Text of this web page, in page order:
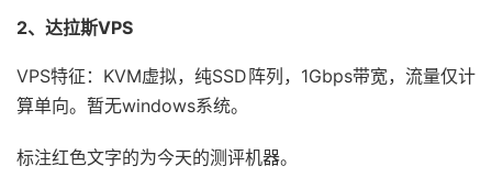
2、达拉斯VPS
VPS特征：KVM虚拟，纯SSD阵列，1Gbps带宽，流量仅计
算单向。暂无windows系统。
标注红色文字的为今天的测评机器。